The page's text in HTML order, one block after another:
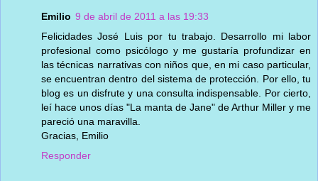
Emilio 9 de abril de 2011 a las 19:33
Felicidades José Luis por tu trabajo. Desarrollo mi labor
profesional como psicólogo y me gustaría profundizar en
las técnicas narrativas con niños que, en mi caso particular,
se encuentran dentro del sistema de protección. Por ello, tu
blog es un disfrute y una consulta indispensable. Por cierto,
leí hace unos días "La manta de Jane" de Arthur Miller y me
pareció una maravilla.
Gracias, Emilio
Responder